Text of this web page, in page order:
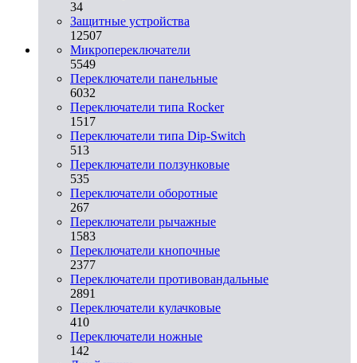
34
Защитные устройства
12507
Микропереключатели
5549
Переключатели панельные
6032
Переключатели типа Rocker
1517
Переключатели типа Dip-Switch
513
Переключатели ползунковые
535
Переключатели оборотные
267
Переключатели рычажные
1583
Переключатели кнопочные
2377
Переключатели противовандальные
2891
Переключатели кулачковые
410
Переключатели ножные
142